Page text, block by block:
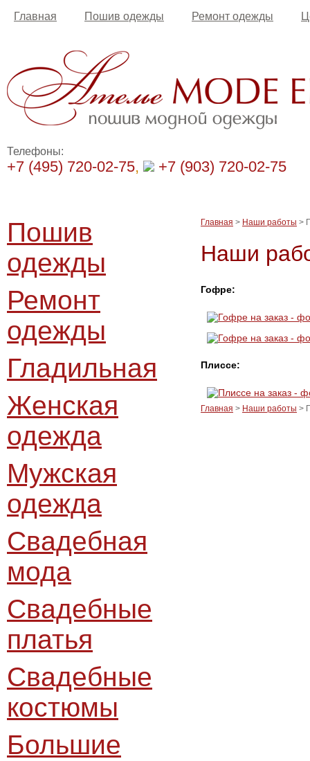
Главная Пошив одежды Ремонт одежды
Телефоны:
+7 (495) 720-02-75, +7 (903) 720-02-75
Главная > Наши работы >
Наши
Гофре:
Плиссе:
Главная > Наши работы >
Пошив
одежды
Ремонт
одежды
Гладильная
Женская
одежда
Мужская
одежда
Свадебная
мода
Свадебные
платья
Свадебные
костюмы
Большие